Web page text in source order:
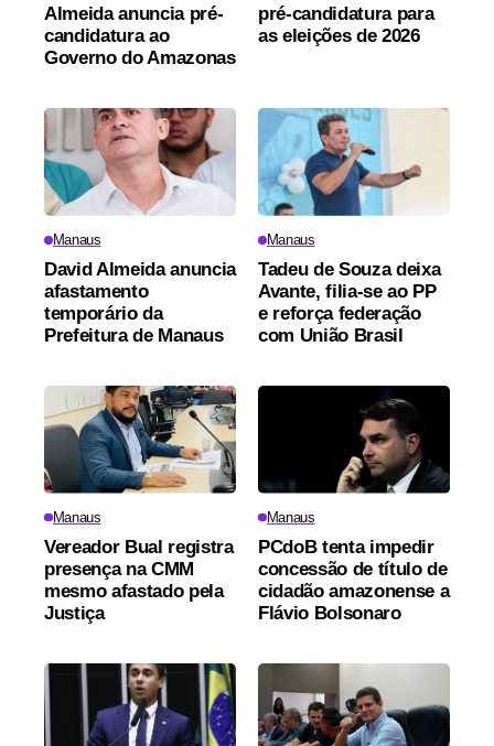
Almeida anuncia pré-
candidatura ao
Governo do Amazonas
pré-candidatura para
as eleições de 2026
Manaus
David Almeida anuncia
afastamento
temporário da
Prefeitura de Manaus
Manaus
Tadeu de Souza deixa
Avante, filia-se ao PP
e reforça federação
com União Brasil
Manaus
Vereador Bual registra
presença na CMM
mesmo afastado pela
Justiça
Manaus
PCdoB tenta impedir
concessão de título de
cidadão amazonense a
Flávio Bolsonaro